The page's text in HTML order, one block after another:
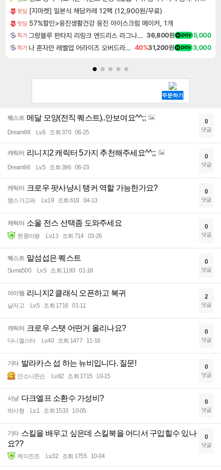
핫딜 [지마켓] 일본식 채담카레 12팩 (12,900원/무료)
핫딜 57%할인>웅진생활건강 웅진 아이스크림 메이커, 1개
특가 그랑블루 판타지 리링크 엔드리스 라그나로크 업그레이드 킷 Granblue Fantasy Relink Endless Ragnarok Upgrade Kit DLC 36,800원 5,000
특가 나 혼자만 레벨업 어라이즈 오버드라이브 디럭스 에디션 Solo Leveling Arise Overdrive Deluxe Edition 40%31,200원 3,000
퀘스트 메달 모양(전직 퀘스트)..안보여요^^;;
Dream98 Lv.6 조회 370 06-25
0
댓글
캐릭터 리니지2 캐릭터 5가지 추천해주세요^^;;
Dream98 Lv.5 조회 396 06-23
0
댓글
캐릭터 크로우 팟사냥시 탱커 역할 가능한가요?
챔스가고파 Lv.19 조회 618 04-13
0
댓글
캐릭터 소울 전스 선택좀 도와주세요
현종마왕 Lv.13 조회 714 03-26
0
댓글
퀘스트 말섬섭은 퀘스트
Suma500 Lv.5 조회 1193 01-18
0
댓글
아이템 리니지2 클래식 오픈하고 복귀
날자고 Lv.5 조회 1716 01-11
2
댓글
캐릭터 크로우 스탯 어떤거 올리나요?
다니엘스타 Lv.40 조회 1477 11-16
0
댓글
기타 발라카스 섭 하는 뉴비입니다. 질문!
안소니존슨 Lv.82 조회 1715 10-15
0
댓글
사냥 다크엘프 소환수 가성비?
박사형 Lv.1 조회 1533 10-05
0
댓글
기타 스킬을 배우고 싶은데 스킬북을 어디서 구입힐수 있나
요??
케이진조 Lv.32 조회 1755 10-04
0
댓글